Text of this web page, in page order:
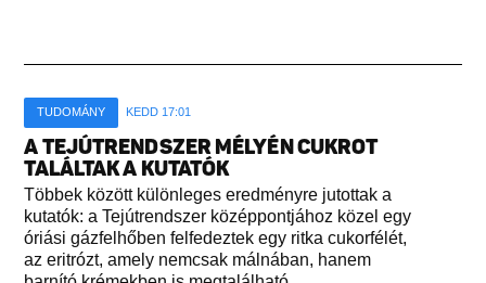
TUDOMÁNY KEDD 17:01
A TEJÚTRENDSZER MÉLYÉN CUKROT
TALÁLTAK A KUTATÓK
Többek között különleges eredményre jutottak a
kutatók: a Tejútrendszer középpontjához közel egy
óriási gázfelhőben felfedeztek egy ritka cukorfélét,
az eritrózt, amely nemcsak málnában, hanem